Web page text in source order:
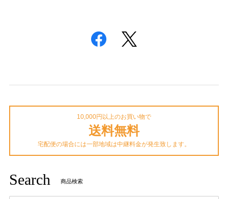
10,000円以上のお買い物で
送料無料
宅配便の場合には一部地域は中継料金が発生致します。
Search 商品検索